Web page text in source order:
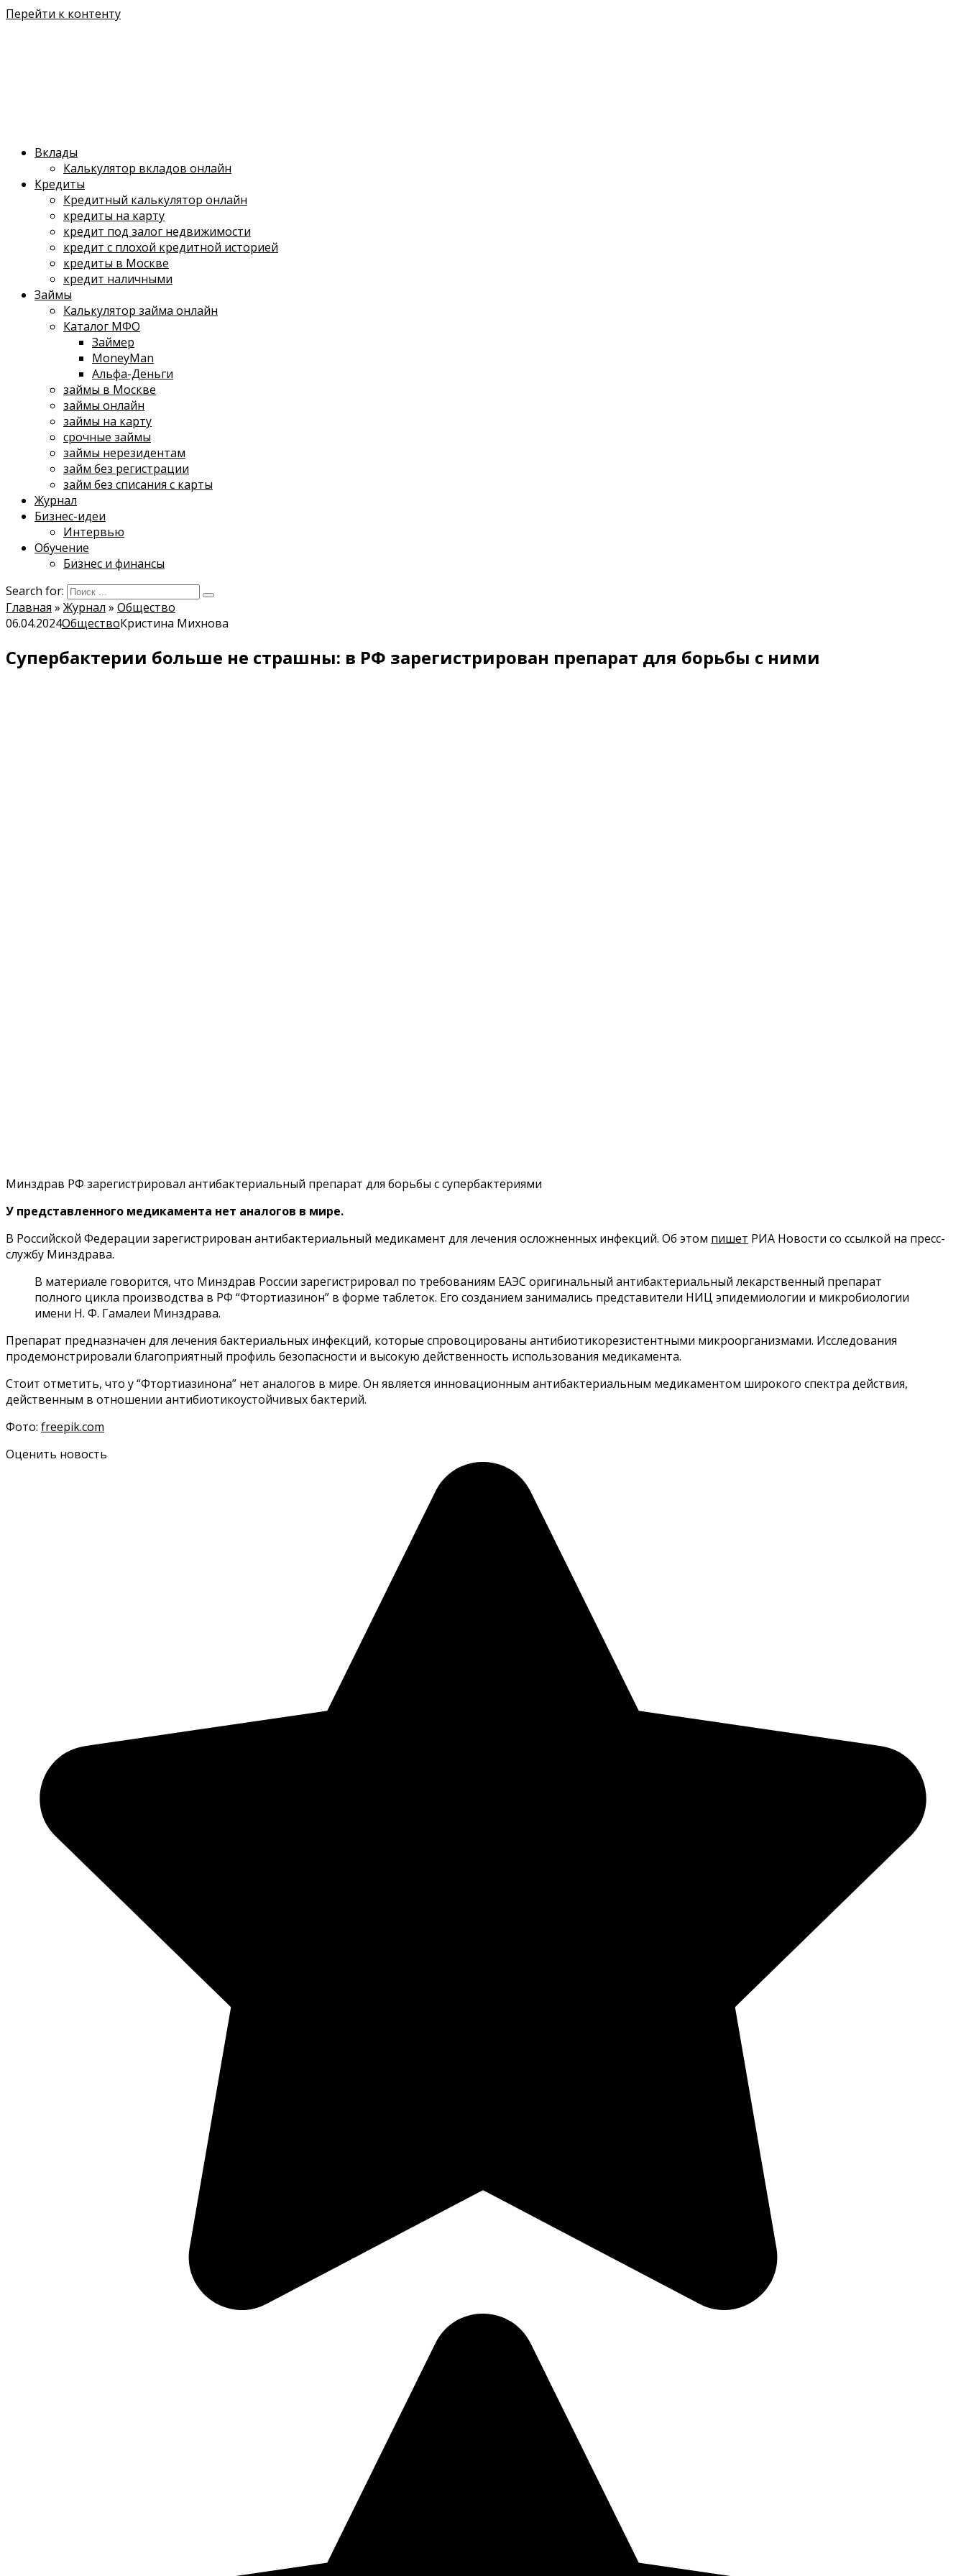
Перейти к контенту
Вклады
Калькулятор вкладов онлайн
Кредиты
Кредитный калькулятор онлайн
кредиты на карту
кредит под залог недвижимости
кредит с плохой кредитной историей
кредиты в Москве
кредит наличными
Займы
Калькулятор займа онлайн
Каталог МФО
Займер
MoneyMan
Альфа-Деньги
займы в Москве
займы онлайн
займы на карту
срочные займы
займы нерезидентам
займ без регистрации
займ без списания с карты
Журнал
Бизнес-идеи
Интервью
Обучение
Бизнес и финансы
Search for:
Главная » Журнал » Общество
06.04.2024ОбществоКристина Михнова
Супербактерии больше не страшны: в РФ зарегистрирован препарат для борьбы с ними
Минздрав РФ зарегистрировал антибактериальный препарат для борьбы с супербактериями
У представленного медикамента нет аналогов в мире.
В Российской Федерации зарегистрирован антибактериальный медикамент для лечения осложненных инфекций. Об этом пишет РИА Новости со ссылкой на пресс-
службу Минздрава.
В материале говорится, что Минздрав России зарегистрировал по требованиям ЕАЭС оригинальный антибактериальный лекарственный препарат
полного цикла производства в РФ “Фтортиазинон” в форме таблеток. Его созданием занимались представители НИЦ эпидемиологии и микробиологии
имени Н. Ф. Гамалеи Минздрава.
Препарат предназначен для лечения бактериальных инфекций, которые спровоцированы антибиотикорезистентными микроорганизмами. Исследования
продемонстрировали благоприятный профиль безопасности и высокую действенность использования медикамента.
Стоит отметить, что у “Фтортиазинона” нет аналогов в мире. Он является инновационным антибактериальным медикаментом широкого спектра действия,
действенным в отношении антибиотикоустойчивых бактерий.
Фото: freepik.com
Оценить новость